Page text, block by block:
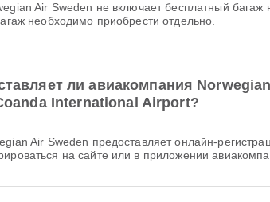
необходимо приобрести отдельно.
ли авиакомпания
International Airport?
на сайте или в приложении